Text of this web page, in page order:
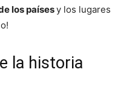
los paísesy los lugares
la historia